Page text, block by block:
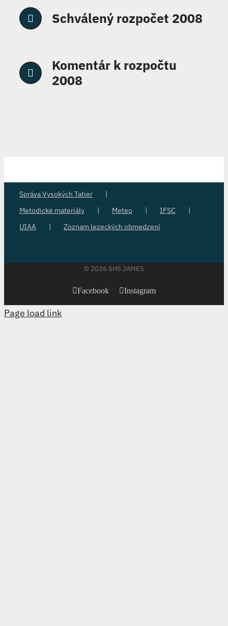
Schválený rozpočet 2008
Komentár k rozpočtu
2008
Správa Vysokých Tatier
Metodické materiály
Meteo
IFSC
UIAA
Zoznam lezeckých obmedzení
© 2026 SHS JAMES
Facebook Instagram
Page load link